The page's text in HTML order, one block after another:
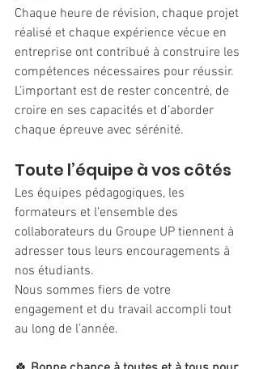
Chaque heure de révision, chaque projet
réalisé et chaque expérience vécue en
entreprise ont contribué à construire les
compétences nécessaires pour réussir.
L’important est de rester concentré, de
croire en ses capacités et d’aborder
chaque épreuve avec sérénité.
Toute l’équipe à vos côtés
Les équipes pédagogiques, les
formateurs et l’ensemble des
collaborateurs du Groupe UP tiennent à
adresser tous leurs encouragements à
nos étudiants.
Nous sommes fiers de votre
engagement et du travail accompli tout
au long de l’année.